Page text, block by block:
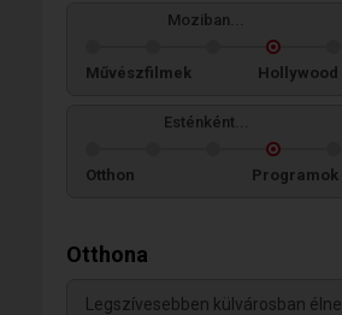
Moziban...
Művészfilmek Hollywood
Esténként...
Otthon Programok
Otthona
Legszívesebben külvárosban élne